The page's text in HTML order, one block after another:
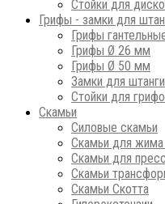
Стойки для
Грифы - замки для
Грифы
Грифы Ø 26 мм
Грифы Ø 50 мм
Замки для
Стойки для
Скамьи
Силовые скамьи
Скамьи для жима
Скамьи для
Скамьи
Скамьи Скотта